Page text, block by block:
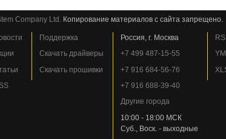
Company Ltd. Копирование материалов с сайта запрещено.
Поддержка
Скачать драйверы
Скачать прошивки
Россия, г. Москва
+7 499 487-15-55
+7 916 684-56-76
+7 916 688-39-40
Другие города
10:00 - 18:00 МСК
Суб., Воск. - выходные